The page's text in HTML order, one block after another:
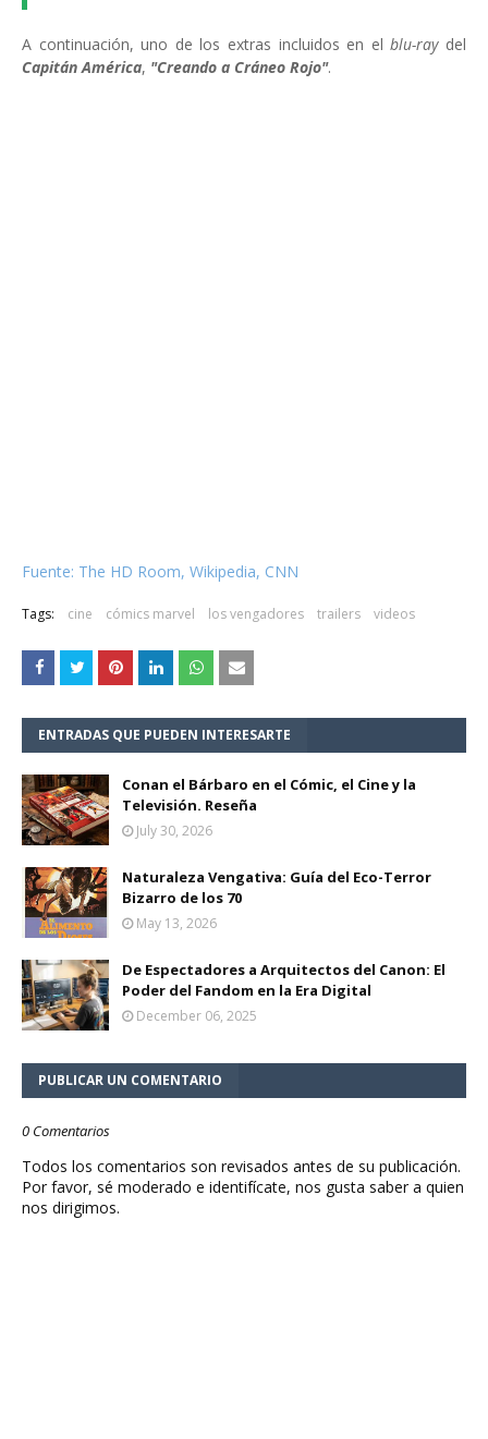
A continuación, uno de los extras incluidos en elblu-raydel
Capitán América, "Creando a Cráneo Rojo".
Fuente: The HD Room, Wikipedia, CNN
Tags: cine cómics marvel los vengadores trailers videos
ENTRADAS QUE PUEDEN INTERESARTE
Conan el Bárbaro en el Cómic, el Cine y la
Televisión. Reseña
July 30, 2026
Naturaleza Vengativa: Guía del Eco-Terror
Bizarro de los 70
May 13, 2026
De Espectadores a Arquitectos del Canon: El
Poder del Fandom en la Era Digital
December 06, 2025
PUBLICAR UN COMENTARIO
0 Comentarios
Todos los comentarios son revisados antes de su publicación.
Por favor, sé moderado e identifícate, nos gusta saber a quien
nos dirigimos.